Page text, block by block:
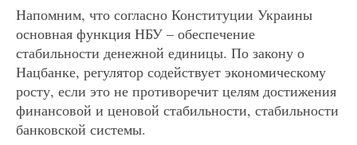
Напомним, что согласно Конституции Украины
основная функция НБУ – обеспечение
стабильности денежной единицы. По закону о
Нацбанке, регулятор содействует экономическому
росту, если это не противоречит целям достижения
финансовой и ценовой стабильности, стабильности
банковской системы.